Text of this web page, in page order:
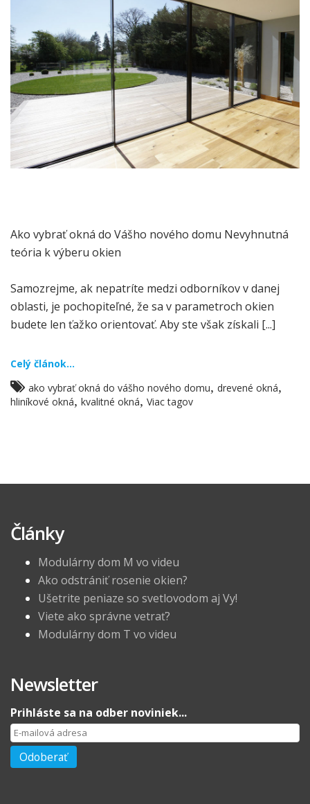
Ako vybrať okná do Vášho nového domu Nevyhnutná
teória k výberu okien
Samozrejme, ak nepatríte medzi odborníkov v danej
oblasti, je pochopiteľné, že sa v parametroch okien
budete len ťažko orientovať. Aby ste však získali [...]
Celý článok...
ako vybrať okná do vášho nového domu drevené okná
hliníkové okná kvalitné okná Viac tagov
Články
Modulárny dom M vo videu
Ako odstrániť rosenie okien?
Ušetrite peniaze so svetlovodom aj Vy!
Viete ako správne vetrať?
Modulárny dom T vo videu
Newsletter
Prihláste sa na odber noviniek...